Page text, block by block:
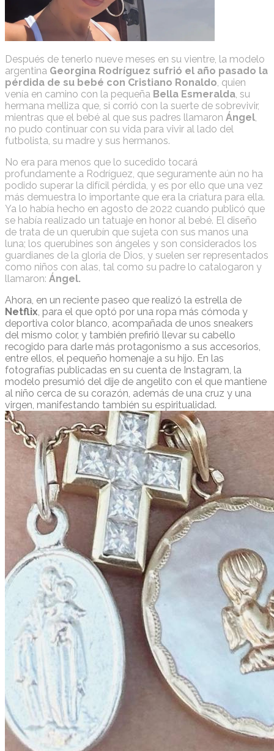
Después de tenerlo nueve meses en su vientre, la modelo
argentina Georgina Rodríguez sufrió el año pasado la
pérdida de su bebé con Cristiano Ronaldo, quien
venía en camino con la pequeña Bella Esmeralda, su
hermana melliza que, si corrió con la suerte de sobrevivir,
mientras que el bebé al que sus padres llamaron Ángel,
no pudo continuar con su vida para vivir al lado del
futbolista, su madre y sus hermanos.
No era para menos que lo sucedido tocará
profundamente a Rodríguez, que seguramente aún no ha
podido superar la difícil pérdida, y es por ello que una vez
más demuestra lo importante que era la criatura para ella.
Ya lo había hecho en agosto de 2022 cuando publicó que
se había realizado un tatuaje en honor al bebé. El diseño
de trata de un querubín que sujeta con sus manos una
luna; los querubines son ángeles y son considerados los
guardianes de la gloria de Dios, y suelen ser representados
como niños con alas, tal como su padre lo catalogaron y
llamaron: Ángel.
Ahora, en un reciente paseo que realizó la estrella de
Netflix, para el que optó por una ropa más cómoda y
deportiva color blanco, acompañada de unos sneakers
del mismo color, y también prefirió llevar su cabello
recogido para darle más protagonismo a sus accesorios,
entre ellos, el pequeño homenaje a su hijo. En las
fotografías publicadas en su cuenta de Instagram, la
modelo presumió del dije de angelito con el que mantiene
al niño cerca de su corazón, además de una cruz y una
virgen, manifestando también su espiritualidad.